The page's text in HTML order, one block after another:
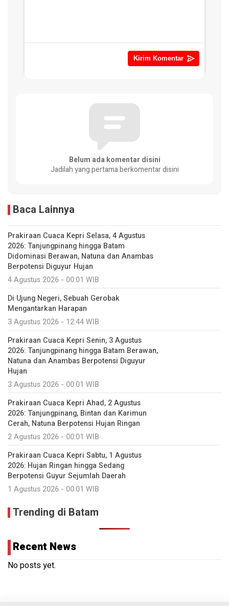
Belum ada komentar disini
Jadilah yang pertama berkomentar disini
Baca Lainnya
Prakiraan Cuaca Kepri Selasa, 4 Agustus
2026: Tanjungpinang hingga Batam
Didominasi Berawan, Natuna dan Anambas
Berpotensi Diguyur Hujan
4 Agustus 2026 - 00:01 WIB
Di Ujung Negeri, Sebuah Gerobak
Mengantarkan Harapan
3 Agustus 2026 - 12:44 WIB
Prakiraan Cuaca Kepri Senin, 3 Agustus
2026: Tanjungpinang hingga Batam Berawan,
Natuna dan Anambas Berpotensi Diguyur
Hujan
3 Agustus 2026 - 00:01 WIB
Prakiraan Cuaca Kepri Ahad, 2 Agustus
2026: Tanjungpinang, Bintan dan Karimun
Cerah, Natuna Berpotensi Hujan Ringan
2 Agustus 2026 - 00:01 WIB
Prakiraan Cuaca Kepri Sabtu, 1 Agustus
2026: Hujan Ringan hingga Sedang
Berpotensi Guyur Sejumlah Daerah
1 Agustus 2026 - 00:01 WIB
Trending di Batam
Recent News
No posts yet.